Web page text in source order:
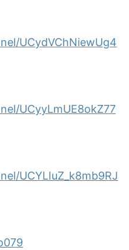
UCydVChNiewUg4
UCyyLmUE8okZ77
UCYLIuZ_k8mb9RJ